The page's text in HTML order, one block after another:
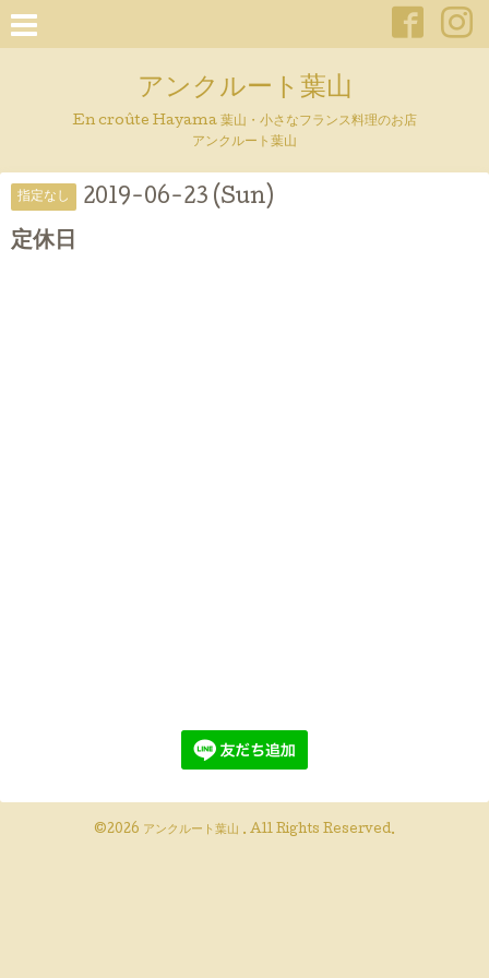
アンクルート葉山
En croûte Hayama 葉山・小さなフランス料理のお店
アンクルート葉山
指定なし 2019-06-23 (Sun)
定休日
©2026 アンクルート葉山 . All Rights Reserved.